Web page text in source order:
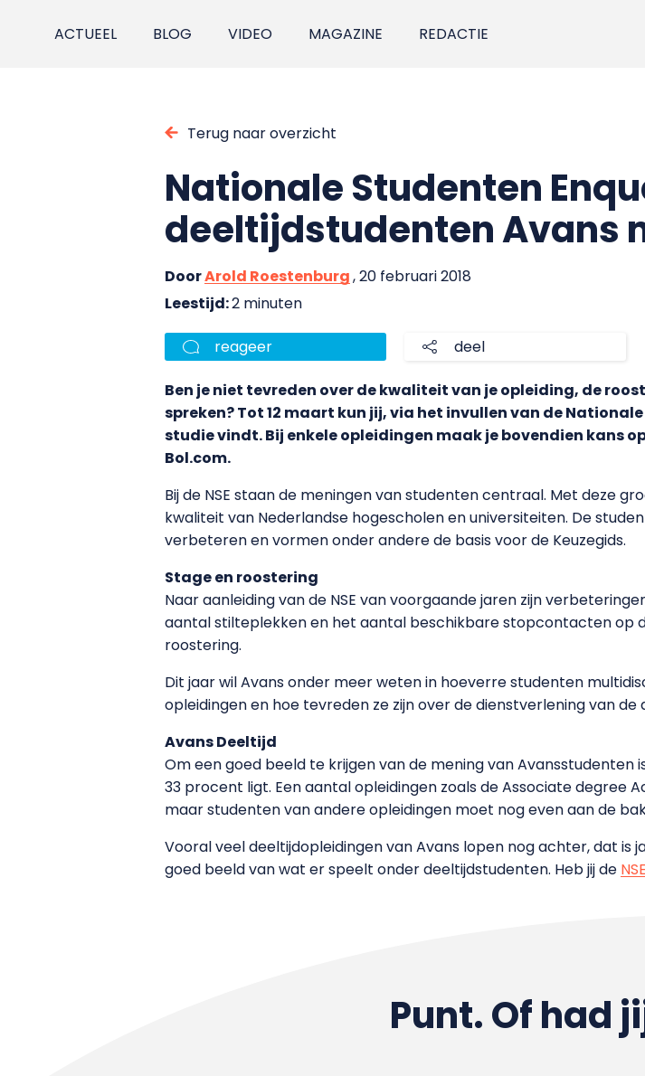
ACTUEEL BLOG VIDEO MAGAZINE REDACTIE
Terug naar overzicht
Nationale Studenten
deeltijdstudenten Avans
DoorArold Roestenburg, 20 februari 2018
Leestijd:2 minuten
reageer deel
Ben je niet tevreden over de kwaliteit van je opleiding, de
spreken? Tot 12 maart kun jij, via het invullen van de
studie vindt. Bij enkele opleidingen maak je bovendien kans
Bol.com.
Bij de NSE staan de meningen van studenten centraal. Met deze
kwaliteit van Nederlandse hogescholen en universiteiten. De
verbeteren en vormen onder andere de basis voor de Keuzegids.
Stage en roostering
Naar aanleiding van de NSE van voorgaande jaren zijn
aantal stilteplekken en het aantal beschikbare stopcontacten op
roostering.
Dit jaar wil Avans onder meer weten in hoeverre studenten
opleidingen en hoe tevreden ze zijn over de dienstverlening van de
Avans Deeltijd
Om een goed beeld te krijgen van de mening van
33 procent ligt. Een aantal opleidingen zoals de Associate degree
maar studenten van andere opleidingen moet nog even aan de
Vooral veel deeltijdopleidingen van Avans lopen nog achter, dat
goed beeld van wat er speelt onder deeltijdstudenten. Heb jij de NSE
Punt. Of had